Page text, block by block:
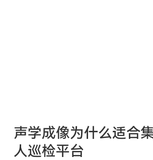
声学成像为什么适合
人巡检平台